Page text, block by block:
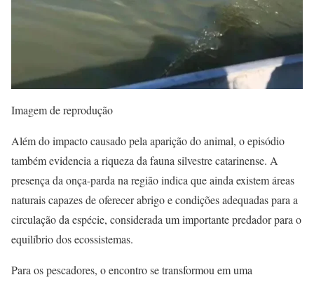
Imagem de reprodução
Além do impacto causado pela aparição do animal, o episódio
também evidencia a riqueza da fauna silvestre catarinense. A
presença da onça-parda na região indica que ainda existem áreas
naturais capazes de oferecer abrigo e condições adequadas para a
circulação da espécie, considerada um importante predador para o
equilíbrio dos ecossistemas.
Para os pescadores, o encontro se transformou em uma